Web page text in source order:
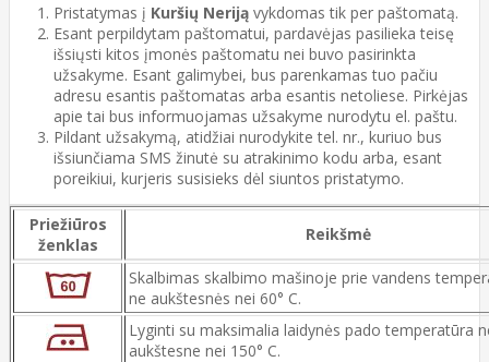
Pristatymas į Kuršių Neriją vykdomas tik per paštomatą.
Esant perpildytam paštomatui, pardavėjas pasilieka teisę
išsiųsti kitos įmonės paštomatu nei buvo pasirinkta
užsakyme. Esant galimybei, bus parenkamas tuo pačiu
adresu esantis paštomatas arba esantis netoliese. Pirkėjas
apie tai bus informuojamas užsakyme nurodytu el. paštu.
Pildant užsakymą, atidžiai nurodykite tel. nr., kuriuo bus
išsiunčiama SMS žinutė su atrakinimo kodu arba, esant
poreikiui, kurjeris susisieks dėl siuntos pristatymo.
Priežiūros
ženklas
Reikšmė
Skalbimas skalbimo mašinoje prie vandens
ne aukštesnės nei 60° C.
Lyginti su maksimalia laidynės pado temperatūra
aukštesne nei 150° C.